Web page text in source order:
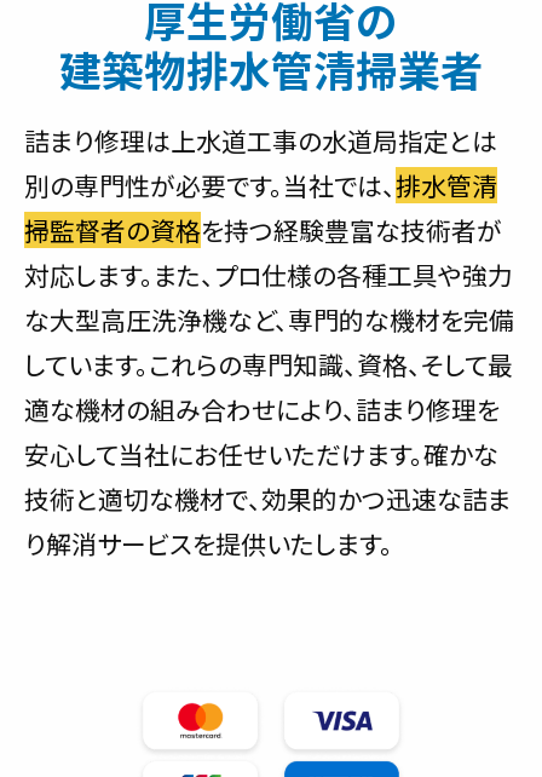
厚生労働省の
建築物排水管清掃業者
詰まり修理は上水道工事の水道局指定とは
別の専門性が必要です。当社では、排水管清
掃監督者の資格を持つ経験豊富な技術者が
対応します。また、プロ仕様の各種工具や強力
な大型高圧洗浄機など、専門的な機材を完備
しています。これらの専門知識、資格、そして最
適な機材の組み合わせにより、詰まり修理を
安心して当社にお任せいただけます。確かな
技術と適切な機材で、効果的かつ迅速な詰ま
り解消サービスを提供いたします。